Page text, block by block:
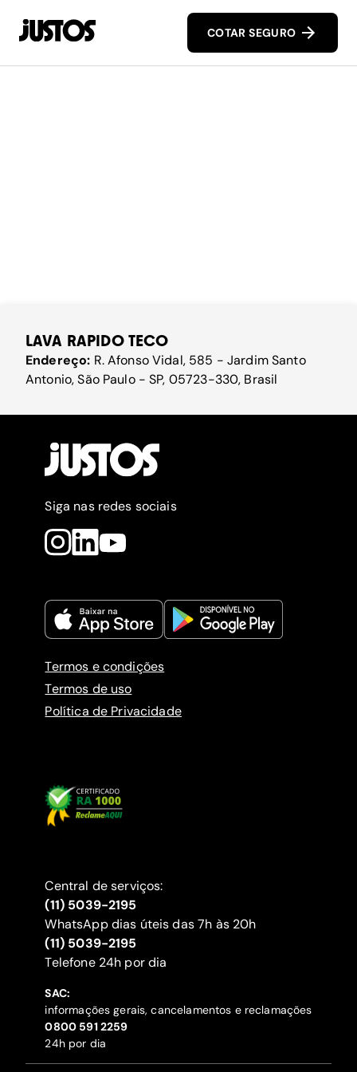
COTAR SEGURO
LAVA RAPIDO TECO
Endereço: R. Afonso Vidal, 585 - Jardim Santo
Antonio, São Paulo - SP, 05723-330, Brasil
Siga nas redes sociais
Termos e condições
Termos de uso
Política de Privacidade
Central de serviços:
(11) 5039-2195
WhatsApp dias úteis das 7h às 20h
(11) 5039-2195
‍Telefone 24h por dia
SAC:
informações gerais, cancelamentos e reclamações
‍0800 591 2259
24h por dia